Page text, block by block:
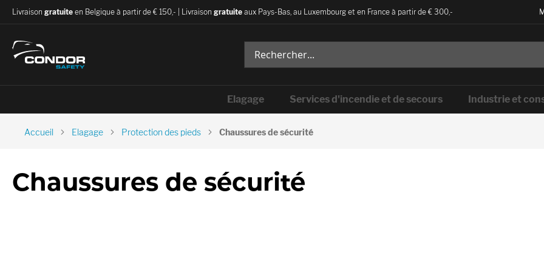
Livraison gratuite en Belgique à partir de € 150,- | Livraison gratuite aux Pays-Bas, au Luxembourg et en France à partir de € 300,-
Elagage Services d'incendie et de secours Industrie et
Accueil Elagage Protection des pieds Chaussures de sécurité
Chaussures de sécurité